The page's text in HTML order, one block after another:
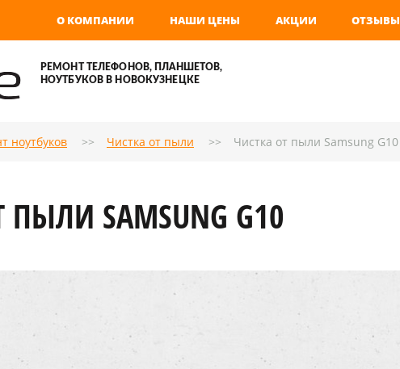
О КОМПАНИИ НАШИ ЦЕНЫ АКЦИИ ОТЗЫВЫ
РЕМОНТ ТЕЛЕФОНОВ, ПЛАНШЕТОВ,
НОУТБУКОВ В НОВОКУЗНЕЦКЕ
ноутбуков Чистка от пыли Чистка от пыли Samsung G10
SAMSUNG G10